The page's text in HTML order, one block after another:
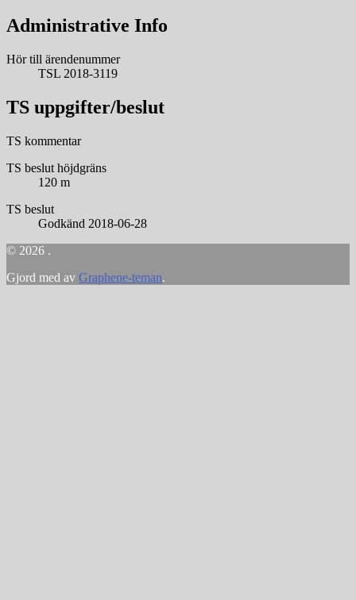
Administrative Info
Hör till ärendenummer
TSL 2018-3119
TS uppgifter/beslut
TS kommentar
TS beslut höjdgräns
120 m
TS beslut
Godkänd 2018-06-28
© 2026 .
Gjord med av Graphene-teman.